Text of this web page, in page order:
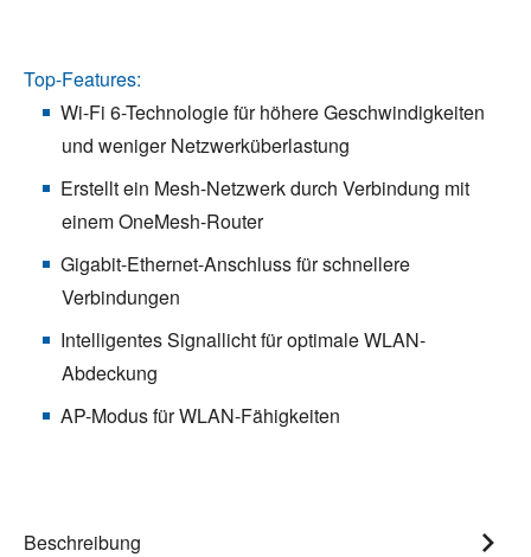
Top-Features:
Wi-Fi 6-Technologie für höhere Geschwindigkeiten
und weniger Netzwerküberlastung
Erstellt ein Mesh-Netzwerk durch Verbindung mit
einem OneMesh-Router
Gigabit-Ethernet-Anschluss für schnellere
Verbindungen
Intelligentes Signallicht für optimale WLAN-
Abdeckung
AP-Modus für WLAN-Fähigkeiten
Beschreibung